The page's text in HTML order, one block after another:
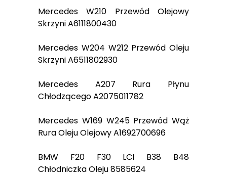
Mercedes W210 Przewód Olejowy
Skrzyni A6111800430
Mercedes W204 W212 Przewód Oleju
Skrzyni A6511802930
Mercedes A207 Rura Płynu
Chłodzącego A2075011782
Mercedes W169 W245 Przewód Wąż
Rura Oleju Olejowy A1692700696
BMW F20 F30 LCI B38 B48
Chłodniczka Oleju 8585624